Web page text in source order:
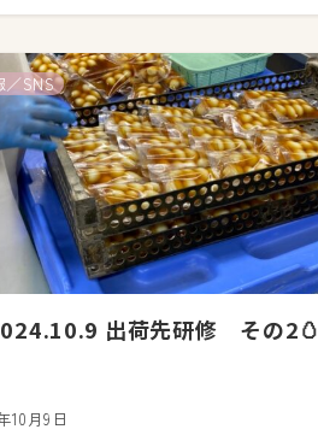
／SNS
出荷先研修 その2🥚
10月9日